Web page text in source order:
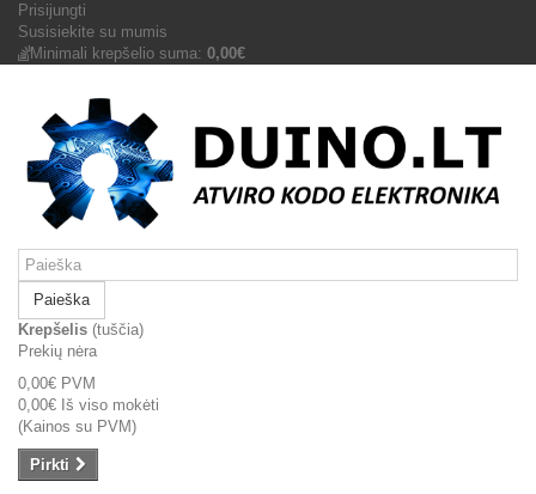
Prisijungti
Susisiekite su mumis
Minimali krepšelio suma: 0,00€
Paieška
Krepšelis (tuščia)
Prekių nėra
0,00€ PVM
0,00€ Iš viso mokėti
(Kainos su PVM)
Pirkti